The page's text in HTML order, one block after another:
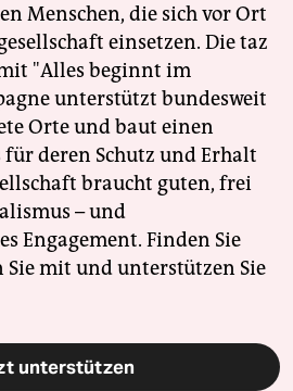
Menschen, die sich vor Ort
einsetzen. Die taz
"Alles beginnt im
unterstützt bundesweit
Orte und baut einen
deren Schutz und Erhalt
braucht guten, frei
– und
Engagement. Finden Sie
Sie mit und unterstützen Sie
unterstützen